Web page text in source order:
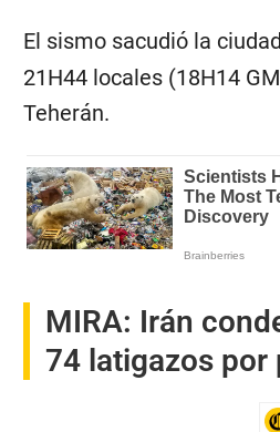
El sismo sacudió la
21H44 locales (18H14
Teherán.
MIRA: Irán
74 latigazos